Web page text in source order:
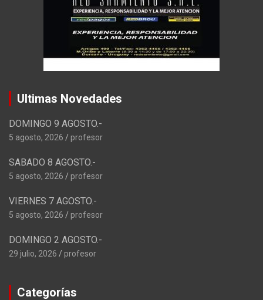
Ultimas Novedades
DOMINGO 9 AGOSTO.-
5 agosto, 2026 profesor
SABADO 8 AGOSTO.-
5 agosto, 2026 profesor
VIERNES 7 AGOSTO.-
5 agosto, 2026 profesor
DOMINGO 2 AGOSTO.-
29 julio, 2026 profesor
Categorías